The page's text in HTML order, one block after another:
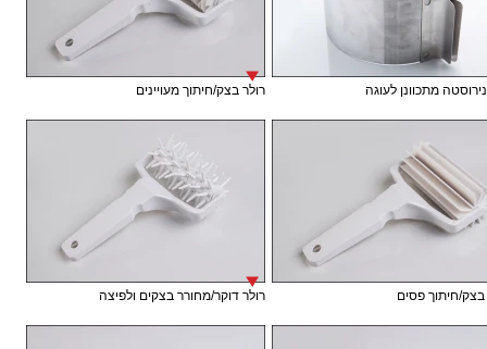
מתכוונן לעוגה רולר בצק/חיתוך מעויינים
בצק/חיתוך פסים רולר דוקר/מחורר בצקים ולפיצה